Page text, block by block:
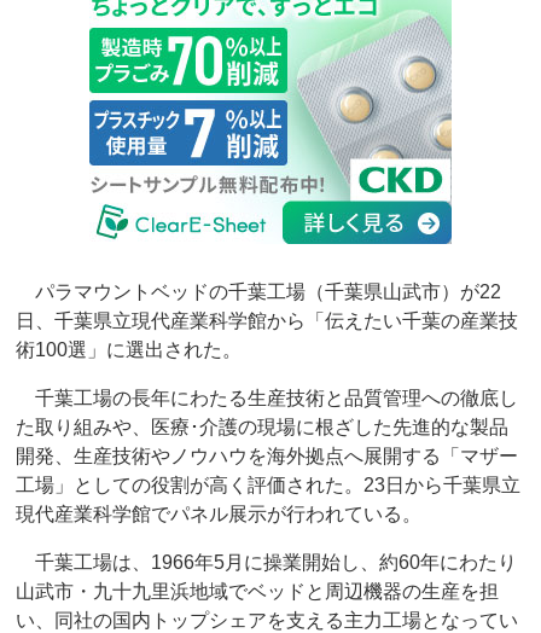
パラマウントベッドの千葉工場（千葉県山武市）が22
日、千葉県立現代産業科学館から「伝えたい千葉の産業技
術100選」に選出された。
千葉工場の長年にわたる生産技術と品質管理への徹底し
た取り組みや、医療･介護の現場に根ざした先進的な製品
開発、生産技術やノウハウを海外拠点へ展開する「マザー
工場」としての役割が高く評価された。23日から千葉県立
現代産業科学館でパネル展示が行われている。
千葉工場は、1966年5月に操業開始し、約60年にわたり
山武市・九十九里浜地域でベッドと周辺機器の生産を担
い、同社の国内トップシェアを支える主力工場となってい